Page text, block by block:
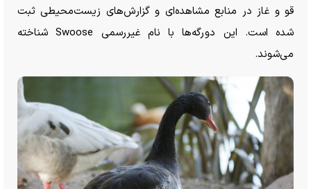
قو و غاز در منابع مشاهده‌ای و گزارش‌های زیست‌محیطی ثبت
شده است. این دورگه‌ها با نام غیررسمی Swoose شناخته
می‌شوند.